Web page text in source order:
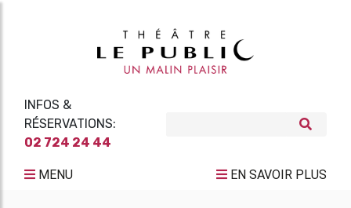
INFOS &
RÉSERVATIONS:
02 724 24 44
MENU EN SAVOIR PLUS